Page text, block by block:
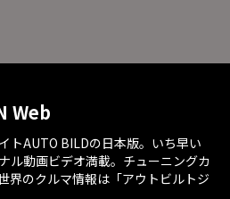
Web
トAUTO BILDの日本版。いち早い
ル動画ビデオ満載。チューニングカ
界のクルマ情報は「アウトビルトジ